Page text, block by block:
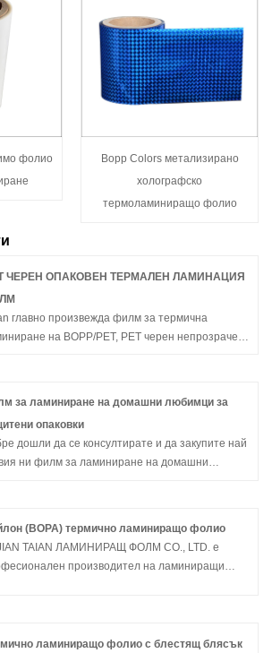
фолио
Bopp Colors метализирано
холографско
термоламиниращо фолио
ЧЕРЕН ОПАКОВЕН ТЕРМАЛЕН ЛАМИНАЦИЯ
главно произвежда филм за термична
на BOPP/PET, PET черен непрозрачен
консултирате и поръчате.
за ламиниране на домашни любимци за
опаковки
дошли да се консултирате и да закупите най
ни филм за ламиниране на домашни
(BOPA) термично ламиниращо фолио
TAIAN ЛАМИНИРАЩ ФОЛМ CO., LTD. е
производител на ламиниращи
продукти за ламиниране, като фолио за
ламиниращо фолио с блестящ блясък